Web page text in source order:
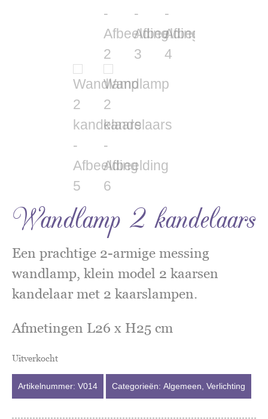
Wandlamp 2 kandelaars
Een prachtige 2-armige messing
wandlamp, klein model 2 kaarsen
kandelaar met 2 kaarslampen.
Afmetingen L26 x H25 cm
Uitverkocht
Artikelnummer: V014 Categorieën: Algemeen Verlichting